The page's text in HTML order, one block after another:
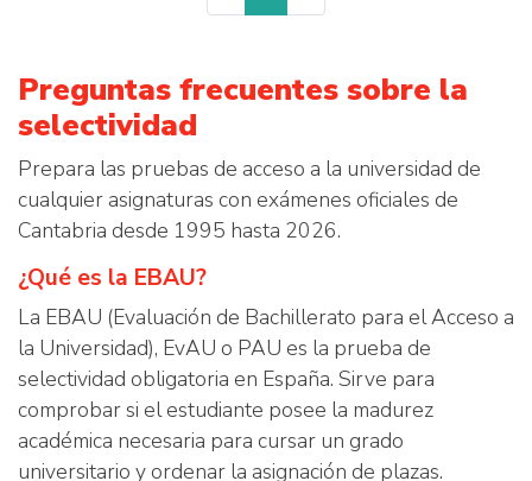
Preguntas frecuentes sobre la
selectividad
Prepara las pruebas de acceso a la universidad de
cualquier asignaturas con exámenes oficiales de
Cantabria desde 1995 hasta 2026.
¿Qué es la EBAU?
La EBAU (Evaluación de Bachillerato para el Acceso a
la Universidad), EvAU o PAU es la prueba de
selectividad obligatoria en España. Sirve para
comprobar si el estudiante posee la madurez
académica necesaria para cursar un grado
universitario y ordenar la asignación de plazas.